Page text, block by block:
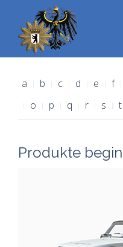
a b c d e f
o
p q r s t
Produkte